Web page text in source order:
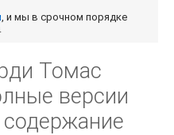
, и мы в срочном порядке
Томас
версии